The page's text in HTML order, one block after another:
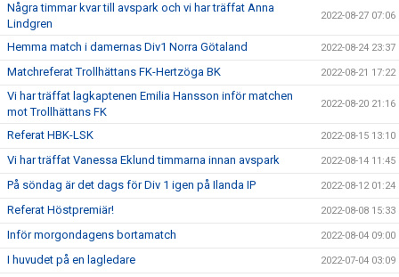
Några timmar kvar till avspark och vi har träffat Anna
Lindgren
2022-08-27 07:06
Hemma match i damernas Div1 Norra Götaland 2022-08-24 23:37
Matchreferat Trollhättans FK-Hertzöga BK 2022-08-21 17:22
Vi har träffat lagkaptenen Emilia Hansson inför matchen
mot Trollhättans FK
2022-08-20 21:16
Referat HBK-LSK 2022-08-15 13:10
Vi har träffat Vanessa Eklund timmarna innan avspark 2022-08-14 11:45
På söndag är det dags för Div 1 igen på Ilanda IP 2022-08-12 01:24
Referat Höstpremiär! 2022-08-08 15:33
Inför morgondagens bortamatch 2022-08-04 09:00
I huvudet på en lagledare 2022-07-04 03:09